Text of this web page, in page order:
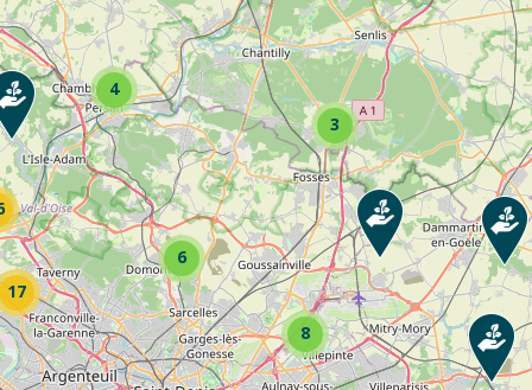
/ Débroussaillage ... Consultez la fiche pour voir toutes les activités de
verts ... Consultez la fiche pour voir toutes les activités de l’entreprise
& autoroutes ... Consultez la fiche pour voir toutes les activités de
3
4
8
6
17